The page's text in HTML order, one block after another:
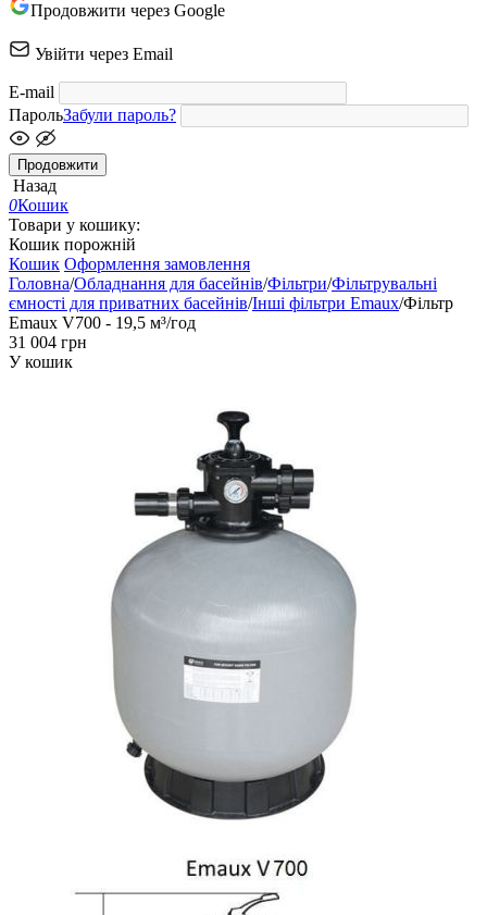
Продовжити через Google
Увійти через Email
E-mail
ПарольЗабули пароль?
Продовжити
Назад
0Кошик
Товари у кошику:
Кошик порожній
Кошик Оформлення замовлення
Головна/Обладнання для басейнів/Фільтри/Фільтрувальні
ємності для приватних басейнів/Інші фільтри Emaux/Фільтр
Emaux V700 - 19,5 м³/год
‍31 004‍ грн
У кошик